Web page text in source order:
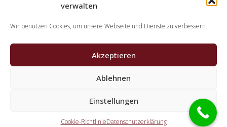
verwalten
Wir benutzen Cookies, um unsere Webseite und Dienste zu verbessern.
Akzeptieren
Ablehnen
Einstellungen
Cookie-RichtlinieDatenschutzerklärung
Schlüsseldienst Spezialisten?
Die Partner erledigen jegliche Leistungen, welche Sie von
einem Schlüsselservice erwarten. Hierzu zählt die Öffnung